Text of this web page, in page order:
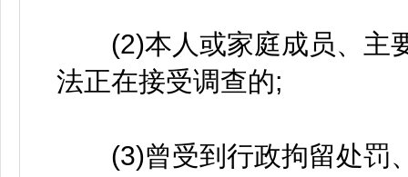
(2)本人或家庭成员、主
法正在接受调查的;
(3)曾受到行政拘留处罚